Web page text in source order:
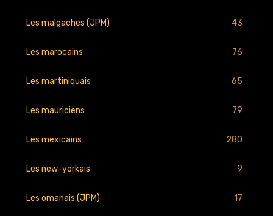
Les malgaches (JPM) 43
Les marocains 76
Les martiniquais 65
Les mauriciens 79
Les mexicains 280
Les new-yorkais 9
Les omanais (JPM) 17